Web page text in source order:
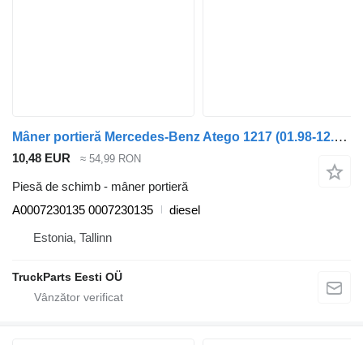
Mâner portieră Mercedes-Benz Atego 1217 (01.98-12.04) A0007230135 pentru cap tractor Mercedes-Benz Atego, Atego 2, Atego 3 (1996-)
10,48 EUR ≈ 54,99 RON
Piesă de schimb - mâner portieră
A0007230135 0007230135
diesel
Estonia, Tallinn
TruckParts Eesti OÜ